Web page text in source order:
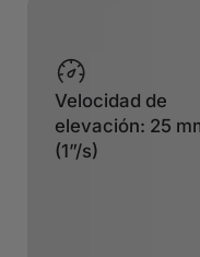
Velocidad de
elevación: 25
(1”/s)